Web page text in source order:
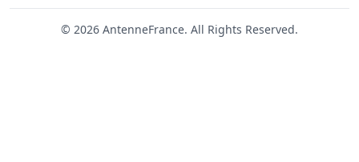
© 2026 AntenneFrance. All Rights Reserved.